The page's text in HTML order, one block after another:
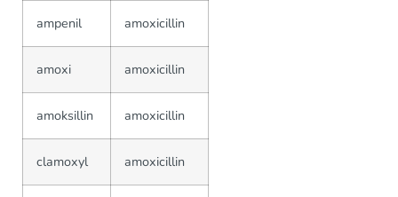
ampenil amoxicillin
amoxi amoxicillin
amoksillin amoxicillin
clamoxyl amoxicillin